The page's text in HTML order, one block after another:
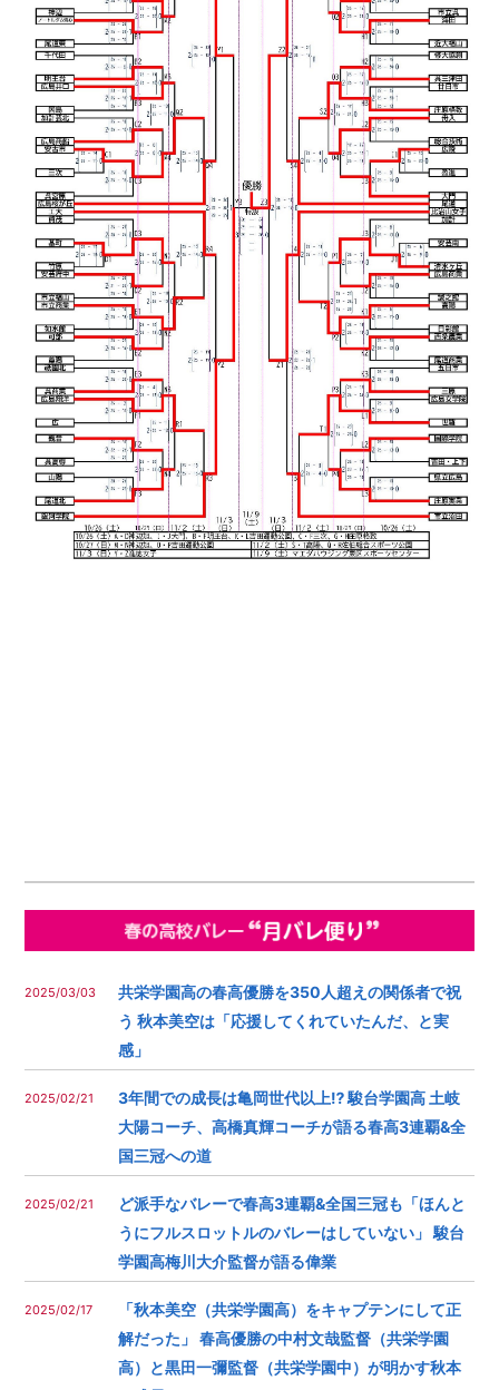
2025/03/03
共栄学園高の春高優勝を350人超えの関係者で祝
う 秋本美空は「応援してくれていたんだ、と実
感」
2025/02/21
3年間での成長は亀岡世代以上⁉︎ 駿台学園高 土岐
大陽コーチ、高橋真輝コーチが語る春高3連覇&全
国三冠への道
2025/02/21
ど派手なバレーで春高3連覇&全国三冠も︎「ほんと
うにフルスロットルのバレーはしていない」 駿台
学園高梅川大介監督が語る偉業
2025/02/17
「秋本美空（共栄学園高）をキャプテンにして正
解だった」 春高優勝の中村文哉監督（共栄学園
高）と黒田一彌監督（共栄学園中）が明かす秋本